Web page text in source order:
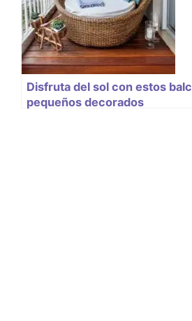
Disfruta del sol con estos
pequeños decorados